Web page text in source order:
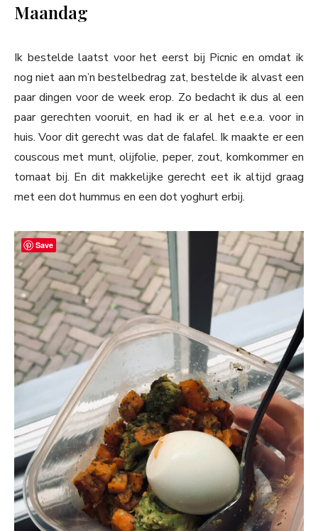
Maandag
Ik bestelde laatst voor het eerst bij Picnic en omdat ik
nog niet aan m’n bestelbedrag zat, bestelde ik alvast een
paar dingen voor de week erop. Zo bedacht ik dus al een
paar gerechten vooruit, en had ik er al het e.e.a. voor in
huis. Voor dit gerecht was dat de falafel. Ik maakte er een
couscous met munt, olijfolie, peper, zout, komkommer en
tomaat bij. En dit makkelijke gerecht eet ik altijd graag
met een dot hummus en een dot yoghurt erbij.
Save